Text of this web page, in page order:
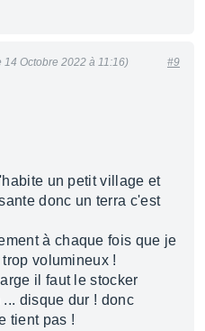
Octobre 2022 à 11:16) #9
un petit village et
donc un terra c'est
à chaque fois que je
volumineux !
il faut le stocker
disque dur ! donc
tient pas !